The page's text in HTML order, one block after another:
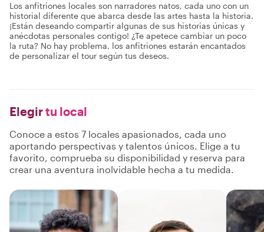
Los anfitriones locales son narradores natos, cada uno con un
historial diferente que abarca desde las artes hasta la historia.
¡Están deseando compartir algunas de sus historias únicas y
anécdotas personales contigo! ¿Te apetece cambiar un poco
la ruta? No hay problema, los anfitriones estarán encantados
de personalizar el tour según tus deseos.
Elegirtu local
Conoce a estos 7 locales apasionados, cada uno
aportando perspectivas y talentos únicos. Elige a tu
favorito, comprueba su disponibilidad y reserva para
crear una aventura inolvidable hecha a tu medida.